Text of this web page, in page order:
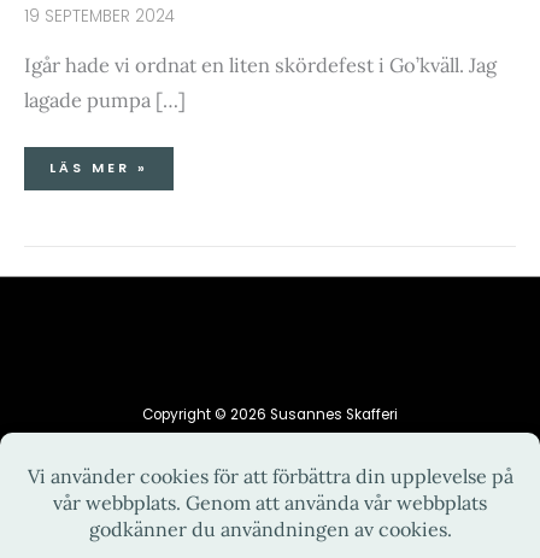
19 SEPTEMBER 2024
Igår hade vi ordnat en liten skördefest i Go’kväll. Jag
lagade pumpa […]
LÄS MER »
Copyright © 2026 Susannes Skafferi
HEM INTEGRITETSPOLICY
KONTAKT
OM MIG
RECEPT